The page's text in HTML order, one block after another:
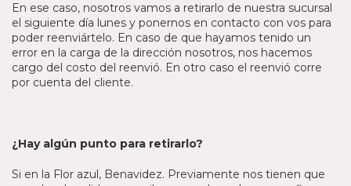
En ese caso, nosotros vamos a retirarlo de nuestra sucursal
el siguiente día lunes y ponernos en contacto con vos para
poder reenviártelo. En caso de que hayamos tenido un
error en la carga de la dirección nosotros, nos hacemos
cargo del costo del reenvió. En otro caso el reenvió corre
por cuenta del cliente.
¿Hay algún punto para retirarlo?
Si en la Flor azul, Benavidez. Previamente nos tienen que